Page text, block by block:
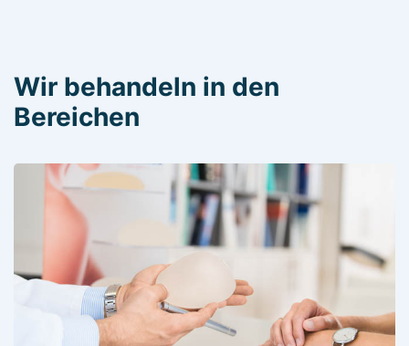
Wir behandeln in den
Bereichen